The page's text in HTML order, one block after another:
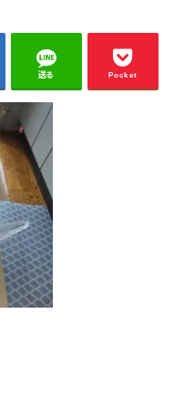
送る Pocket